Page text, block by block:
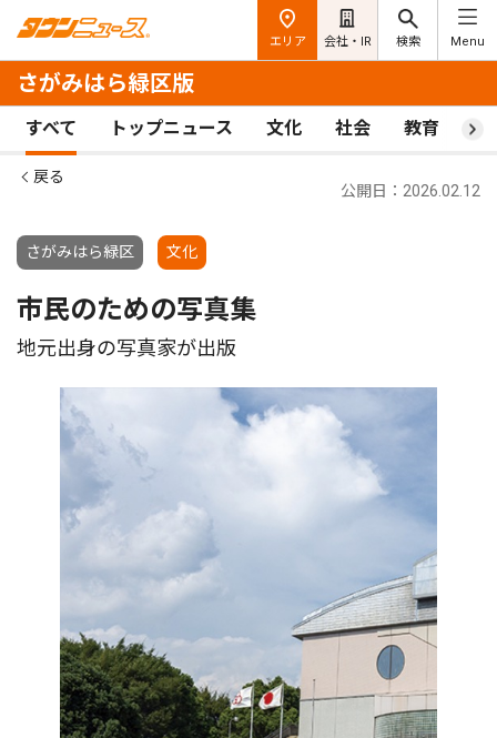
エリア 会社・IR 検索 Menu
さがみはら緑区版
すべて トップニュース 文化 社会 教育 ス
戻る
さがみはら緑区 文化
公開日：2026.02.12
市民のための写真集
地元出身の写真家が出版